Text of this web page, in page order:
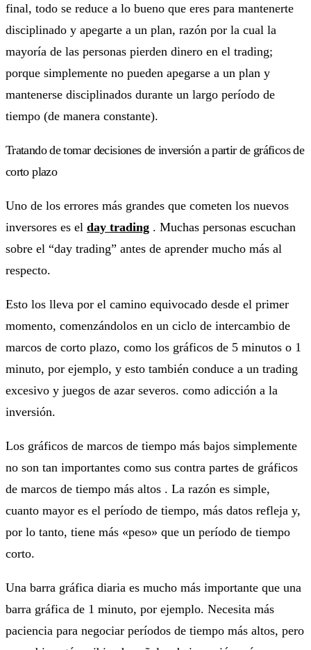
final, todo se reduce a lo bueno que eres para mantenerte
disciplinado y apegarte a un plan, razón por la cual la
mayoría de las personas pierden dinero en el trading;
porque simplemente no pueden apegarse a un plan y
mantenerse disciplinados durante un largo período de
tiempo (de manera constante).
Tratando de tomar decisiones de inversión a partir de gráficos de
corto plazo
Uno de los errores más grandes que cometen los nuevos
inversores es el day trading . Muchas personas escuchan
sobre el “day trading” antes de aprender mucho más al
respecto.
Esto los lleva por el camino equivocado desde el primer
momento, comenzándolos en un ciclo de intercambio de
marcos de corto plazo, como los gráficos de 5 minutos o 1
minuto, por ejemplo, y esto también conduce a un trading
excesivo y juegos de azar severos. como adicción a la
inversión.
Los gráficos de marcos de tiempo más bajos simplemente
no son tan importantes como sus contra partes de gráficos
de marcos de tiempo más altos . La razón es simple,
cuanto mayor es el período de tiempo, más datos refleja y,
por lo tanto, tiene más «peso» que un período de tiempo
corto.
Una barra gráfica diaria es mucho más importante que una
barra gráfica de 1 minuto, por ejemplo. Necesita más
paciencia para negociar períodos de tiempo más altos, pero